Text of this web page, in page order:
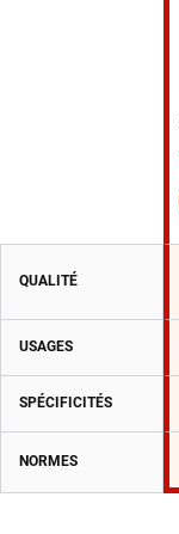
QUALITÉ
USAGES
SPÉCIFICITÉS
NORMES